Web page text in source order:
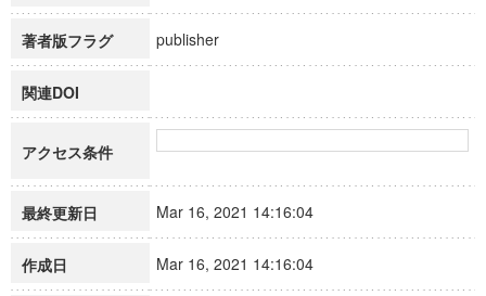
著者版フラグ publisher
関連DOI
アクセス条件
最終更新日 Mar 16, 2021 14:16:04
作成日 Mar 16, 2021 14:16:04